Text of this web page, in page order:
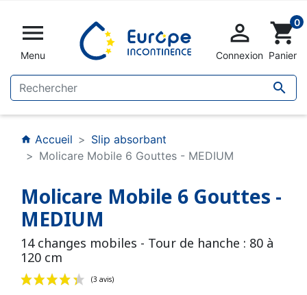

Menu


Connexion
shopping_cart0
Panier
home Accueil
Slip absorbant
Molicare Mobile 6 Gouttes - MEDIUM
Molicare Mobile 6 Gouttes -
MEDIUM
14 changes mobiles - Tour de hanche : 80 à
120 cm